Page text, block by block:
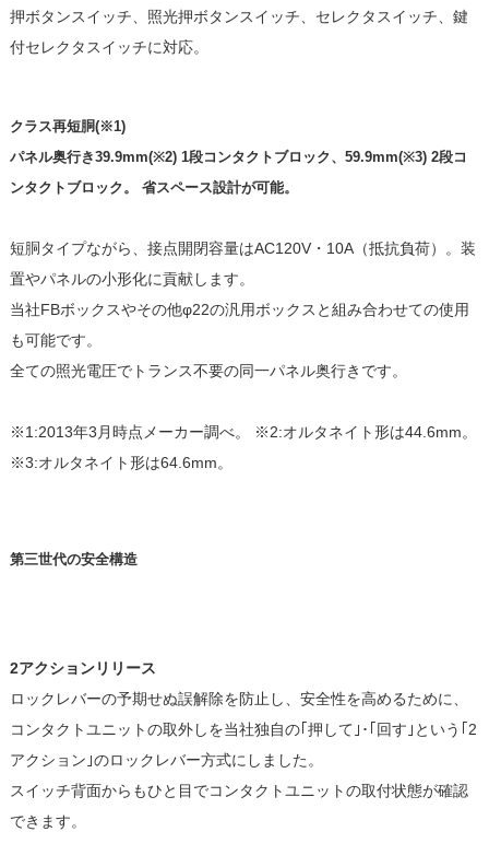
押ボタンスイッチ、照光押ボタンスイッチ、セレクタスイッチ、鍵
付セレクタスイッチに対応。
クラス再短胴(※1)
パネル奥行き39.9mm(※2) 1段コンタクトブロック、59.9mm(※3) 2段コ
ンタクトブロック。 省スペース設計が可能。
短胴タイプながら、接点開閉容量はAC120V・10A（抵抗負荷）。装
置やパネルの小形化に貢献します。
当社FBボックスやその他φ22の汎用ボックスと組み合わせての使用
も可能です。
全ての照光電圧でトランス不要の同一パネル奥行きです。
※1:2013年3月時点メーカー調べ。 ※2:オルタネイト形は44.6mm。
※3:オルタネイト形は64.6mm。
第三世代の安全構造
2アクションリリース
ロックレバーの予期せぬ誤解除を防止し、安全性を高めるために、
コンタクトユニットの取外しを当社独自の｢押して｣･｢回す｣という｢2
アクション｣のロックレバー方式にしました。
スイッチ背面からもひと目でコンタクトユニットの取付状態が確認
できます。